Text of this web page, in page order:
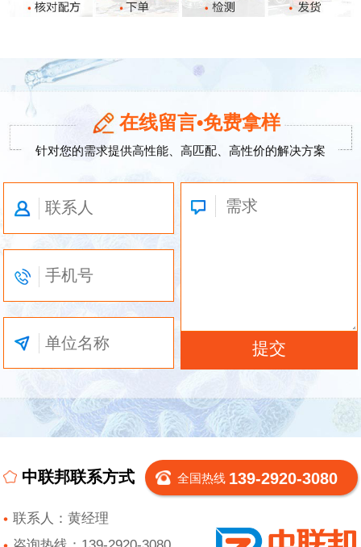
在线留言•免费拿样
针对您的需求提供高性能、高匹配、高性价的解决方案
中联邦联系方式 全国热线 139-2920-3080
联系人：黄经理